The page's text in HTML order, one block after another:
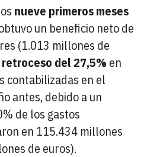
nueve primeros meses
un beneficio neto de
(1.013 millones de
retroceso del 27,5% en
contabilizadas en el
antes, debido a un
de los gastos
en 115.434 millones
de euros).